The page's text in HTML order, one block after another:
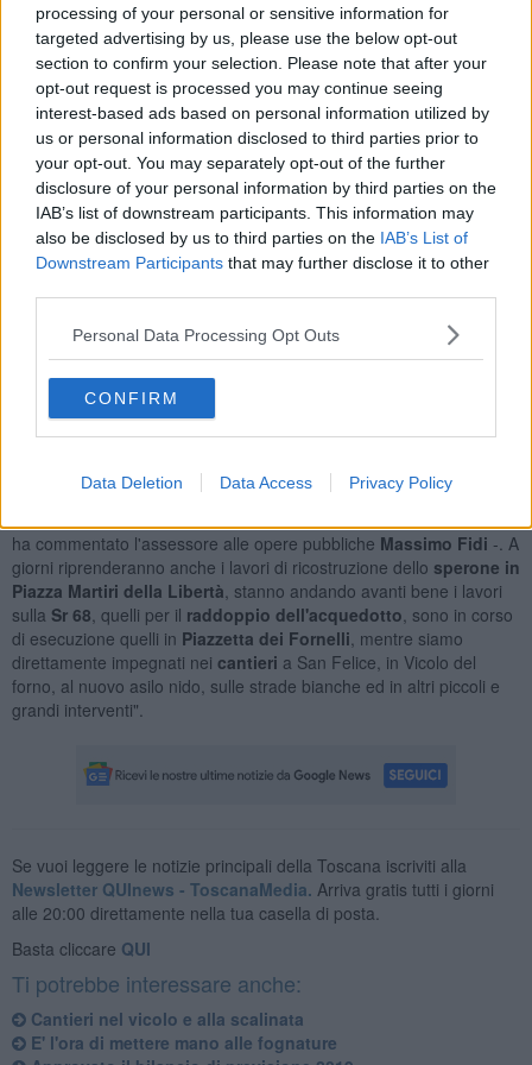
processing of your personal or sensitive information for
targeted advertising by us, please use the below opt-out
section to confirm your selection. Please note that after your
opt-out request is processed you may continue seeing
interest-based ads based on personal information utilized by
us or personal information disclosed to third parties prior to
your opt-out. You may separately opt-out of the further
disclosure of your personal information by third parties on the
IAB’s list of downstream participants. This information may
also be disclosed by us to third parties on the IAB’s List of
Downstream Participants that may further disclose it to other
Personal Data Processing Opt Outs
CONFIRM
Data Deletion Data Access Privacy Policy
il primo cittadino -, andandovi anche a realizzare ilCentro
operativo Comunale di Protezione Civile, i cui lavori sono quasi
completati".
L'intervento di efficientamento prevede:installazione di nuove
caldaie a gas metano a condensazione (tre generatori in cascata)
della potenza pari a 276 kW ciascuna (Qn tot = 828 kW) in
sostituzione di quelle attuali della potenza bruciata complessiva di
944 kW; installazione nuovi gruppi di circolazione con pompe a
installazione sistema di telecontrollo e supervisione. L'intervento
prevede anche il completamento della installazione delle valvole e
detentori nei termosifoni, e l’installazione delle teste termostatiche
mancanti.
Rimanendo in tema di cantieri negli edifici pubblici, a breve
partiranno i lavori per35mila euroanche alloStadio Comunale
torre-faro.
ha commentato l'assessore alle opere pubbliche Massimo Fidi -. A
giorni riprenderanno anche i lavori di ricostruzione dello sperone in
Piazza Martiri della Libertà , stanno andando avanti bene i lavori
sulla Sr 68 , quelli per il raddoppio dell'acquedotto , sono in corso
di esecuzione quelli in Piazzetta dei Fornelli , mentre siamo
direttamente impegnati nei cantieri a San Felice, in Vicolo del
forno, al nuovo asilo nido, sulle strade bianche ed in altri piccoli e
grandi interventi".
Se vuoi leggere le notizie principali della Toscana iscriviti alla
Newsletter QUInews - ToscanaMedia. Arriva gratis tutti i giorni
alle 20:00 direttamente nella tua casella di posta.
Basta cliccare QUI
Ti potrebbe interessare anche:
Cantieri nel vicolo e alla scalinata
E' l'ora di mettere mano alle fognature